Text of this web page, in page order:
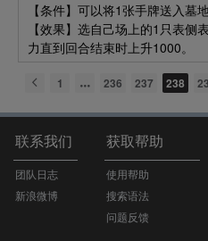
【条件】可以将1张手牌送入墓地
【效果】选自己场上的1只表侧
力直到回合结束时上升1000。
1 236 237 238
联系我们
团队日志
新浪微博
获取帮助
使用帮助
搜索语法
问题反馈